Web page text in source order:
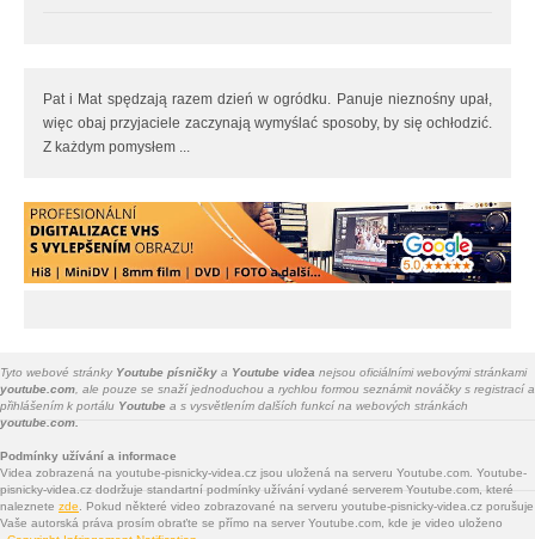
Pat i Mat spędzają razem dzień w ogródku. Panuje nieznośny upał,
więc obaj przyjaciele zaczynają wymyślać sposoby, by się ochłodzić.
Z każdym pomysłem ...
Tyto webové stránky Youtube písničky a Youtube videa nejsou oficiálními webovými stránkami
youtube.com , ale pouze se snaží jednoduchou a rychlou formou seznámit nováčky s registrací a
přihlášením k portálu Youtube a s vysvětlením dalších funkcí na webových stránkách
youtube.com.
Podmínky užívání a informace
Videa zobrazená na youtube-pisnicky-videa.cz jsou uložená na serveru Youtube.com. Youtube-
pisnicky-videa.cz dodržuje standartní podmínky užívání vydané serverem Youtube.com, které
naleznete zde . Pokud některé video zobrazované na serveru youtube-pisnicky-videa.cz porušuje
Vaše autorská práva prosím obraťte se přímo na server Youtube.com, kde je video uloženo